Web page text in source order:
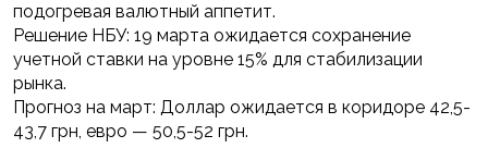
подогревая валютный аппетит.
Решение НБУ: 19 марта ожидается сохранение
учетной ставки на уровне 15% для стабилизации
рынка.
Прогноз на март: Доллар ожидается в коридоре 42,5-
43,7 грн, евро — 50,5-52 грн.